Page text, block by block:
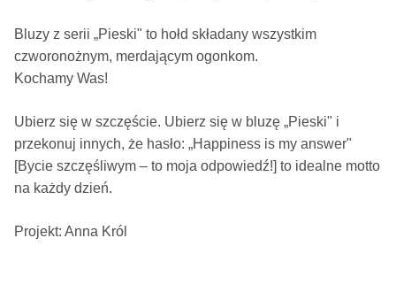
Bluzy z serii „Pieski" to hołd składany wszystkim
czworonożnym, merdającym ogonkom.
Kochamy Was!
Ubierz się w szczęście. Ubierz się w bluzę „Pieski" i
przekonuj innych, że hasło: „Happiness is my answer"
[Bycie szczęśliwym – to moja odpowiedź!] to idealne motto
na każdy dzień.
Projekt: Anna Król